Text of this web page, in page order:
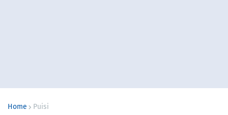
Home Puisi